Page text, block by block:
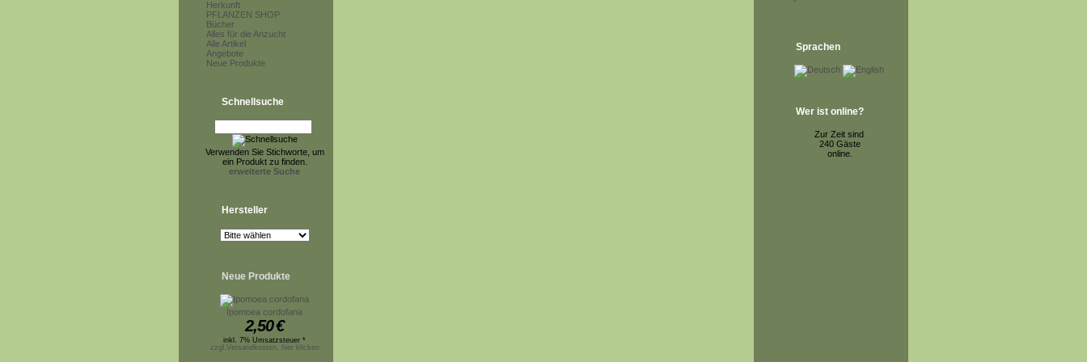
Herkunft
PFLANZEN SHOP
Bücher
Alles für die Anzucht
Alle Artikel
Angebote
Neue Produkte
Schnellsuche
Verwenden Sie Stichworte, um
ein Produkt zu finden.
erweiterte Suche
Hersteller
Neue Produkte
Ipomoea cordofana
2,50€
inkl. 7% Umsatzsteuer *
zzgl.Versandkosten, hier klicken
Sprachen
Wer ist online?
Zur Zeit sind
240 Gäste
online.